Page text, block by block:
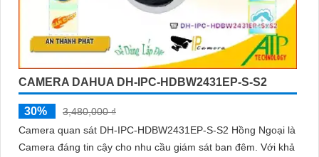
CAMERA DAHUA DH-IPC-HDBW2431EP-S-S2
30%
3,480,000 ₫
Camera quan sát DH-IPC-HDBW2431EP-S-S2 Hồng Ngoại là
Camera đáng tin cậy cho nhu cầu giám sát ban đêm. Với khả